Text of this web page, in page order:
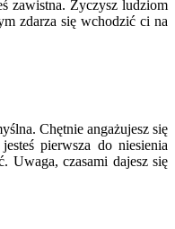
zawistna. Życzysz ludziom
zdarza się wchodzić ci na
Chętnie angażujesz się
pierwsza do niesienia
Uwaga, czasami dajesz się